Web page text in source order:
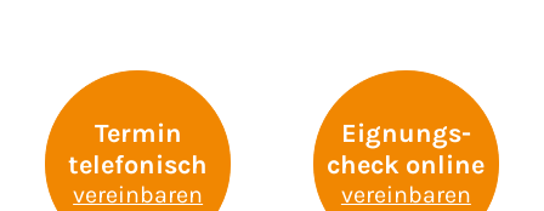
Termin
telefonisch
vereinbaren
Eignungs-
check online
vereinbaren